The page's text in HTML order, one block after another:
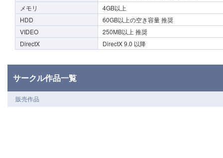
メモリ
4GB以上
HDD
60GB以上の空き容量 推奨
VIDEO
250MB以上 推奨
DirectX
DirectX 9.0 以降
サークル作品一覧
販売作品